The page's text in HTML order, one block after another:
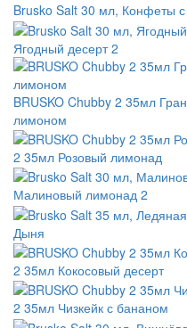
Brusko Salt 30 мл, Конфеты
Ягодный десерт 2
BRUSKO Chubby 2 35мл
лимоном
2 35мл Розовый лимонад
Малиновый лимонад 2
Дыня
2 35мл Кокосовый десерт
2 35мл Чизкейк с бананом